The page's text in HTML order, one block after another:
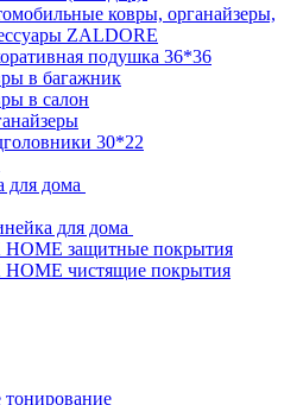
ковры, органайзеры,
ZALDORE
подушка 36*36
в багажник
в салон
30*22
для дома
для дома
защитные покрытия
чистящие покрытия
тонирование